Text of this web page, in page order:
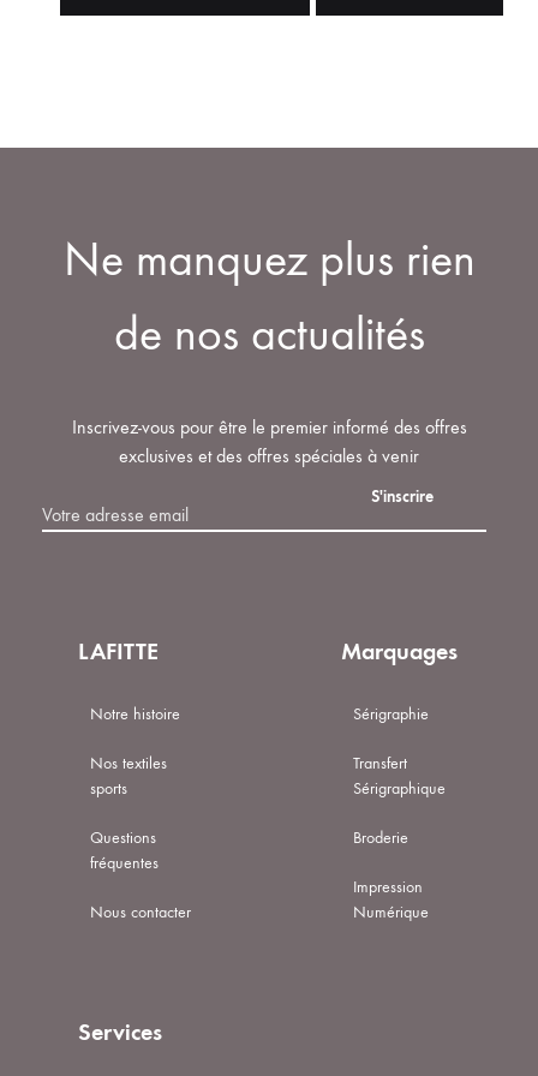
Ne manquez plus rien
de nos actualités
Inscrivez-vous pour être le premier informé des offres
exclusives et des offres spéciales à venir
LAFITTE
Notre histoire
Nos textiles
sports
Questions
fréquentes
Nous contacter
Marquages
Sérigraphie
Transfert
Sérigraphique
Broderie
Impression
Numérique
Services